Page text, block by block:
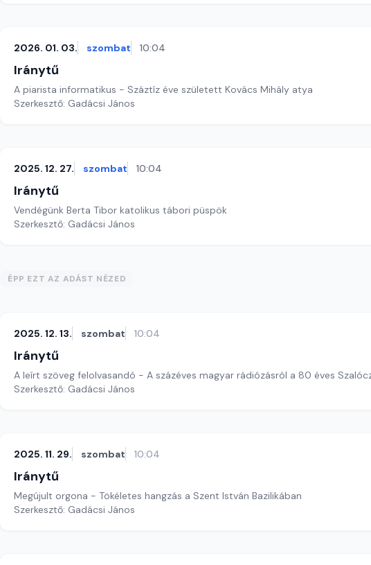
2026. 01. 03. szombat 10:04
Iránytű
A piarista informatikus - Száztíz éve született Kovács Mihály atya
Szerkesztő: Gadácsi János
2025. 12. 27. szombat 10:04
Iránytű
Vendégünk Berta Tibor katolikus tábori püspök
Szerkesztő: Gadácsi János
ÉPP EZT AZ ADÁST NÉZED
2025. 12. 13. szombat 10:04
Iránytű
A leírt szöveg felolvasandó - A százéves magyar rádiózásról a 80 éves
Szerkesztő: Gadácsi János
2025. 11. 29. szombat 10:04
Iránytű
Megújult orgona - Tökéletes hangzás a Szent István Bazilikában
Szerkesztő: Gadácsi János